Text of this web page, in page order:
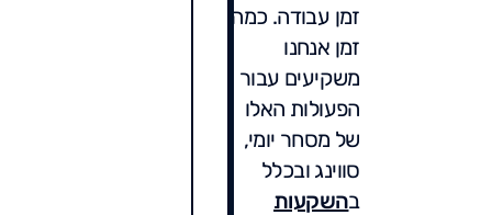
זמן עבודה. כמה
זמן אנחנו
משקיעים עבור
הפעולות האלו
של מסחר יומי,
סווינג ובכלל
בהשקעות